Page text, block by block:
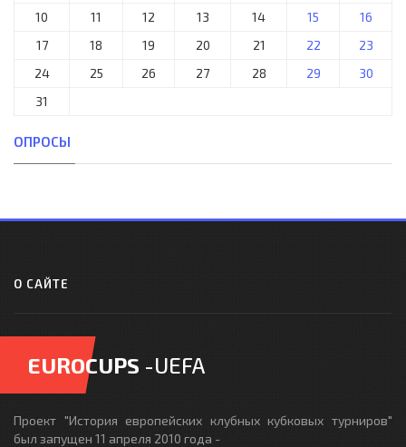
10
11 12 13 14 15
16
17
18 19 20 21 22
23
24
25 26 27 28 29
30
31
ОПРОСЫ
О САЙТЕ
EUROCUPS -UEFA
Проект "История европейских клубных кубковых турниров"
был запущен 11 апреля 2010 года -